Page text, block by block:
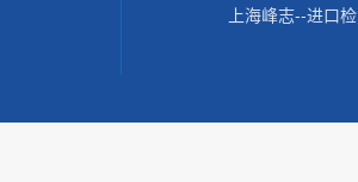
上海峰志--进口